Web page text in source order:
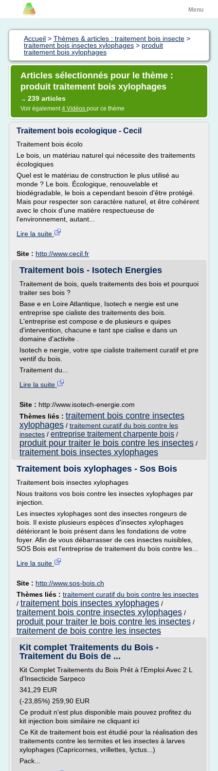
Menu
Accueil > Thèmes & articles : traitement bois insecte >
traitement bois insectes xylophages > produit
traitement bois xylophages
Articles sélectionnés pour le thème :
produit traitement bois xylophages
→ 239 articles
Voir également4 Vidéos pour ce thème
Traitement bois ecologique - Cecil
Traitement bois écolo
Le bois, un matériau naturel qui nécessite des traitements
écologiques
Quel est le matériau de construction le plus utilisé au
monde ? Le bois. Écologique, renouvelable et
biodégradable, le bois a cependant besoin d'être protégé.
Mais pour respecter son caractère naturel, et être cohérent
avec le choix d'une matière respectueuse de
l'environnement, autant...
Lire la suite
Site : http://www.cecil.fr
Traitement bois - Isotech Energies
Traitement de bois, quels traitements des bois et pourquoi
traiter ses bois ?
Base e en Loire Atlantique, Isotech e nergie est une
entreprise spe cialiste des traitements des bois.
L'entreprise est compose e de plusieurs e quipes
d'intervention, chacune e tant spe cialise e dans un
domaine d'activite .
Isotech e nergie, votre spe cialiste traitement curatif et pre
ventif du bois.
Traitement du...
Lire la suite
Site : http://www.isotech-energie.com
Thèmes liés : traitement bois contre insectes
xylophages / traitement curatif du bois contre les
insectes / entreprise traitement charpente bois /
produit pour traiter le bois contre les insectes /
traitement bois insectes xylophages
Traitement bois xylophages - Sos Bois
Traitement bois insectes xylophages
Nous traitons vos bois contre les insectes xylophages par
injection.
Les insectes xylophages sont des insectes rongeurs de
bois. Il existe plusieurs espèces d'insectes xylophages
détériorant le bois présent dans les fondations de votre
foyer. Afin de vous débarrasser de ces insectes nuisibles,
SOS Bois est l'entreprise de traitement du bois contre les...
Lire la suite
Site : http://www.sos-bois.ch
Thèmes liés : traitement curatif du bois contre les insectes
/ traitement bois insectes xylophages /
traitement bois contre insectes xylophages /
produit pour traiter le bois contre les insectes /
traitement de bois contre les insectes
Kit complet Traitements du Bois -
Traitement du Bois de ...
Kit Complet Traitements du Bois Prêt à l'Emploi Avec 2 L
d'Insecticide Sarpeco
341,29 EUR
(-23,85%) 259,90 EUR
Ce produit n'est plus disponible mais pouvez profitez du
kit injection bois similaire ne cliquant ici
Ce Kit de traitement bois est étudié pour la réalisation des
traitements contre les termites et les insectes à larves
xylophages (Capricornes, vrillettes, lyctus...)
Pack...